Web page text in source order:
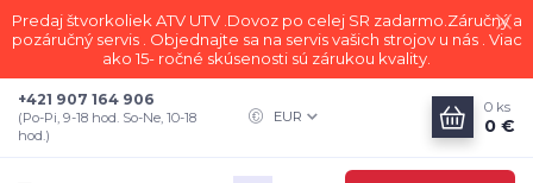
Predaj štvorkoliek ATV UTV .Dovoz po celej SR zadarmo.Záručný a
pozáručný servis . Objednajte sa na servis vašich strojov u nás . Viac
ako 15- ročné skúsenosti sú zárukou kvality.
EUR
+421 907 164 906
(Po-Pi, 9-18 hod. So-Ne, 10-18
hod.)
0 ks
0 €